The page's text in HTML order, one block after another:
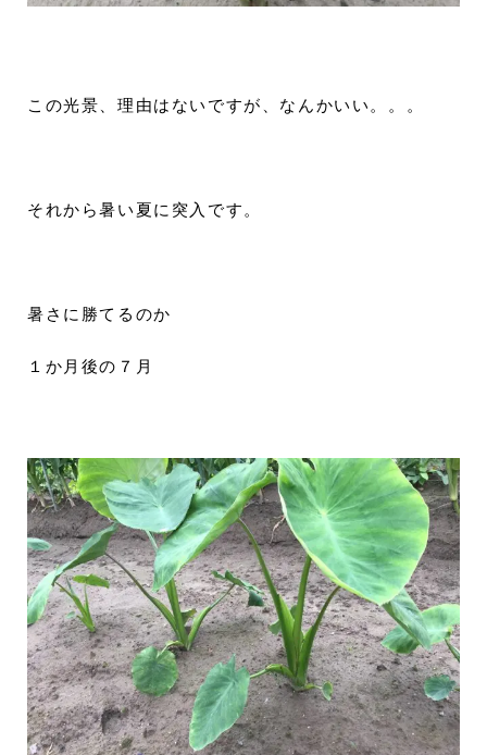
この光景、理由はないですが、なんかいい。。。
それから暑い夏に突入です。
暑さに勝てるのか
１か月後の７月